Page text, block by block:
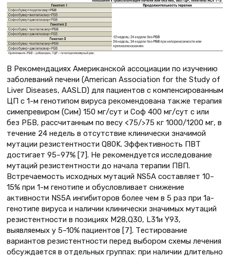
В Рекомендациях Американской ассоциации по изучению
заболеваний печени (American Association for the Study of
Liver Diseases, AASLD) для пациентов с компенсированным
ЦП с 1-м генотипом вируса рекомендована также терапия
симепревиром (Сим) 150 мг/сут и Соф 400 мг/сут с или
без РБВ, рассчитанным по весу <75/>75 кг 1000/1200 мг, в
течение 24 недель в отсутствие клинически значимой
мутации резистентности Q80K. Эффективность ПВТ
достигает 95–97% [7]. Не рекомендуется исследование
мутаций резистентности до начала терапии ПВП.
Встречаемость исходных мутаций NS5A составляет 10–
15% при 1-м генотипе и обусловливает снижение
активности NS5A ингибиторов более чем в 5 раз при 1а-
генотипе вируса и наличии клинически значимых мутаций
резистентности в позициях М28,Q30, L31и Y93,
выявляемых у 5–10% пациентов [7]. Тестирование
вариантов резистентности перед выбором схемы лечения
обсуждается в отдельных группах: при наличии длительно